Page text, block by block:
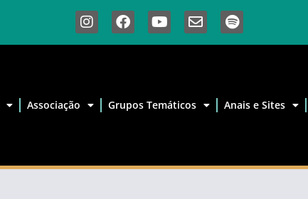
Associação Grupos Temáticos Anais e Sites